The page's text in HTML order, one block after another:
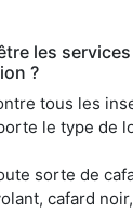
les
?
tous les
le type de
sorte de
cafard